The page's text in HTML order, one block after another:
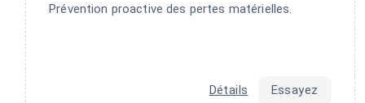
Prévention proactive des pertes matérielles.
Détails Essayez